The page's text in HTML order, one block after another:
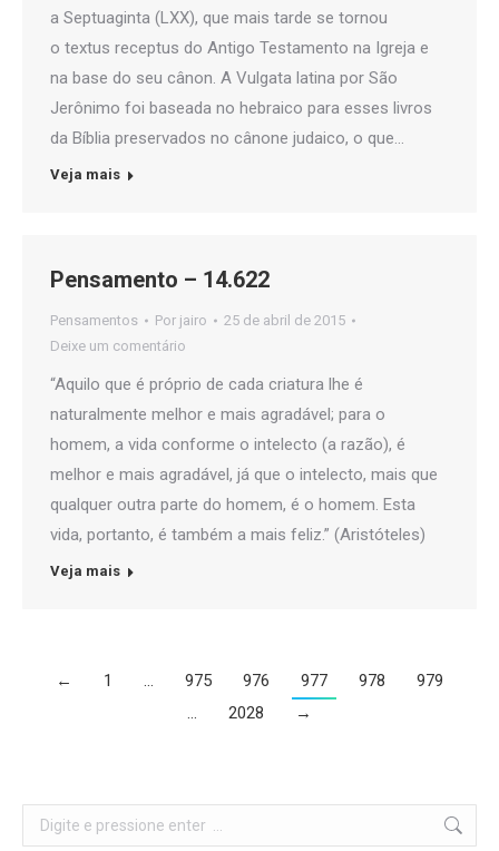
a Septuaginta (LXX), que mais tarde se tornou
o textus receptus do Antigo Testamento na Igreja e
na base do seu cânon. A Vulgata latina por São
Jerônimo foi baseada no hebraico para esses livros
da Bíblia preservados no cânone judaico, o que…
Veja mais
Pensamento – 14.622
Pensamentos Por jairo
25 de abril de 2015
Deixe um comentário
“Aquilo que é próprio de cada criatura lhe é
naturalmente melhor e mais agradável; para o
homem, a vida conforme o intelecto (a razão), é
melhor e mais agradável, já que o intelecto, mais que
qualquer outra parte do homem, é o homem. Esta
vida, portanto, é também a mais feliz.” (Aristóteles)
Veja mais
← 1 … 975 976 977 978
979
…
2028 →
Search: